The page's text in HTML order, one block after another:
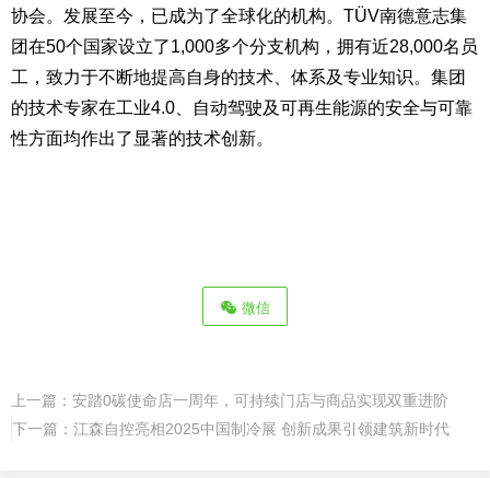
协会。发展至今，已成为了全球化的机构。TÜV南德意志集
团在50个国家设立了1,000多个分支机构，拥有近28,000名员
工，致力于不断地提高自身的技术、体系及专业知识。集团
的技术专家在工业4.0、自动驾驶及可再生能源的安全与可靠
性方面均作出了显著的技术创新。
微信
上一篇： 安踏0碳使命店一周年，可持续门店与商品实现双重进阶
下一篇： 江森自控亮相2025中国制冷展 创新成果引领建筑新时代